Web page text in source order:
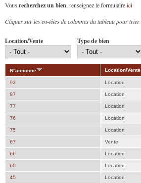
Vous recherchez un bien, renseignez le formulaireici
Cliquez sur les en-têtes de colonnes du tableau pour trier
Location/Vente Type de bien
N°annonce Location/Vente
93 Location
87 Location
77 Location
76 Location
75 Location
67 Vente
66 Location
60 Location
45 Location